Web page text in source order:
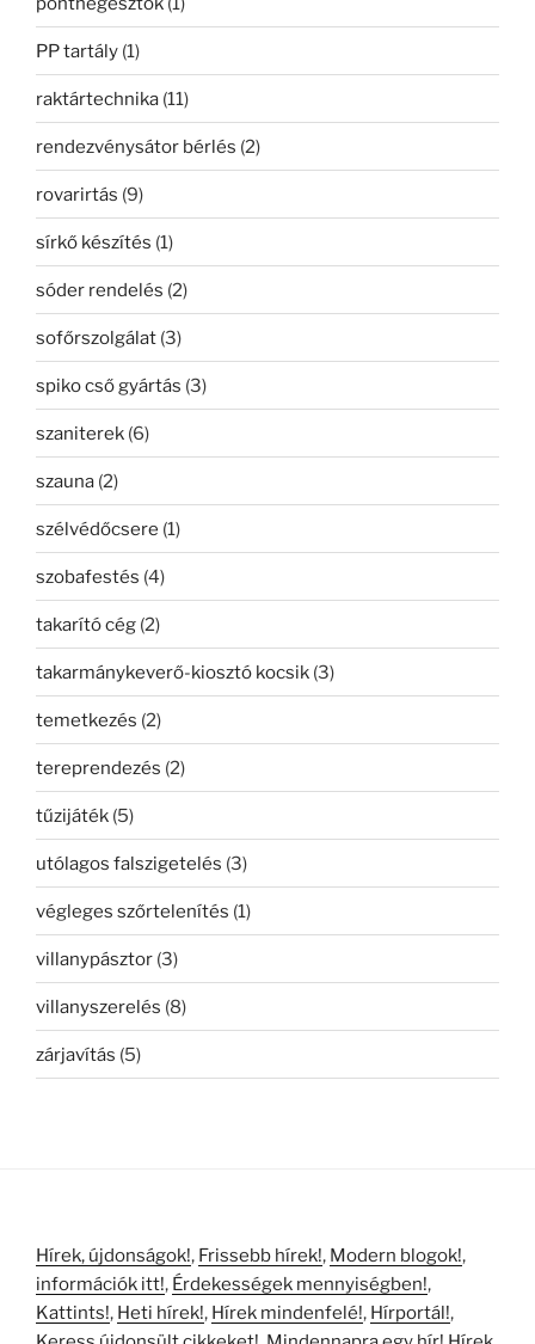
PP tartály (1)
raktártechnika (11)
rendezvénysátor bérlés (2)
rovarirtás (9)
sírkő készítés (1)
sóder rendelés (2)
sofőrszolgálat (3)
spiko cső gyártás (3)
szaniterek (6)
szauna (2)
szélvédőcsere (1)
szobafestés (4)
takarító cég (2)
takarmánykeverő-kiosztó kocsik (3)
temetkezés (2)
tereprendezés (2)
tűzijáték (5)
utólagos falszigetelés (3)
végleges szőrtelenítés (1)
villanypásztor (3)
villanyszerelés (8)
zárjavítás (5)
Hírek, újdonságok!, Frissebb hírek!, Modern blogok!,
információk itt!, Érdekességek mennyiségben!,
Kattints!, Heti hírek!, Hírek mindenfelé!, Hírportál!,